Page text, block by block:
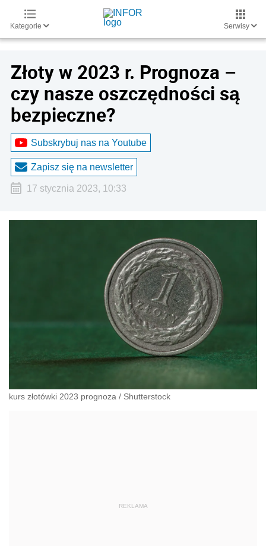
Kategorie Serwisy
Złoty w 2023 r. Prognoza –
czy nasze oszczędności są
bezpieczne?
Subskrybuj nas na Youtube
Zapisz się na newsletter
17 stycznia 2023, 10:33
kurs złotówki 2023 prognoza / Shutterstock